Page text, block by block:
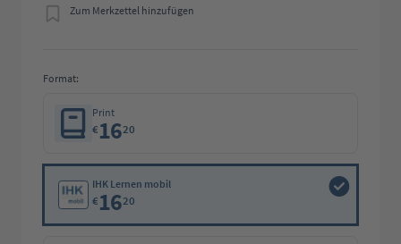
Zum Merkzettel hinzufügen
Format:
Print
€1620
IHK Lernen mobil
€1620